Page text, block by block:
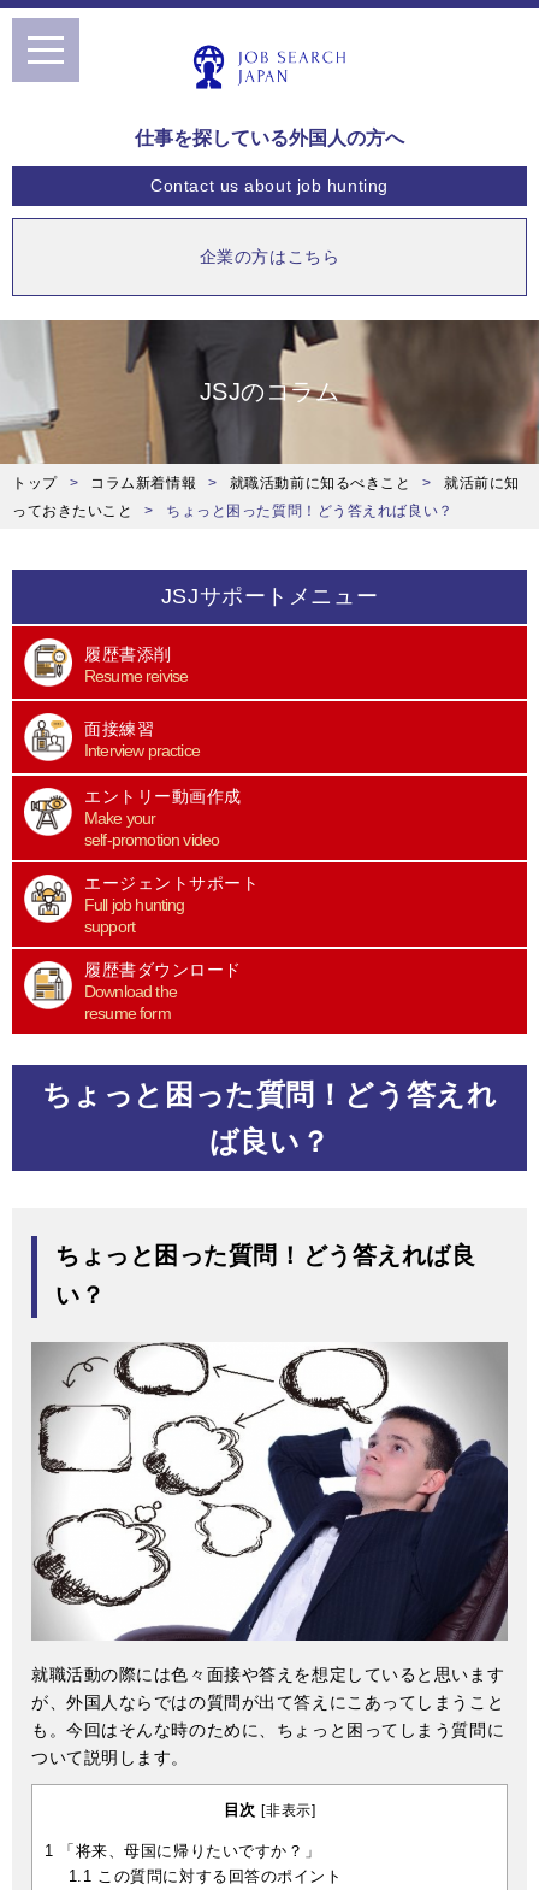
仕事を探している外国人の方へ
Contact usabout job hunting
企業の方はこちら
JSJのコラム
トップ コラム新着情報 就職活動前に知るべきこと
就活前に知
っておきたいこと
ちょっと困った質問！どう答えれば良い？
toggle
navigation
JSJサポートメニュー
履歴書添削
Resume reivise
面接練習
Interview practice
エントリー動画作成
Make your
self-promotion video
エージェントサポート
Full job hunting
support
履歴書ダウンロード
Download the
resume form
ちょっと困った質問！どう答えれ
ば良い？
ちょっと困った質問！どう答えれば良
い？
就職活動の際には色々面接や答えを想定していると思います
が、外国人ならではの質問が出て答えにこあってしまうこと
も。今回はそんな時のために、ちょっと困ってしまう質問に
ついて説明します。
目次 [非表示]
1 「将来、母国に帰りたいですか？」
1.1 この質問に対する回答のポイント